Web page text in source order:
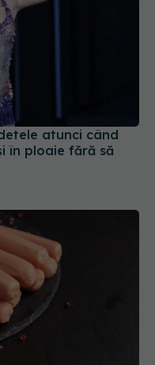
atunci când
în ploaie fără să
crenvurștii când îi